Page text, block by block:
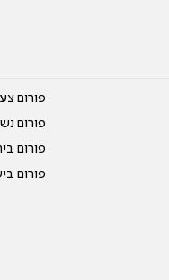
פורום
פורום
פורום
פורום